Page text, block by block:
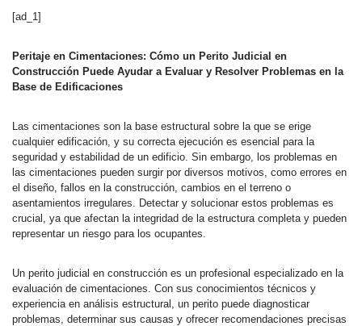
[ad_1]
Peritaje en Cimentaciones: Cómo un Perito Judicial en
Construcción Puede Ayudar a Evaluar y Resolver Problemas en la
Base de Edificaciones
Las cimentaciones son la base estructural sobre la que se erige
cualquier edificación, y su correcta ejecución es esencial para la
seguridad y estabilidad de un edificio. Sin embargo, los problemas en
las cimentaciones pueden surgir por diversos motivos, como errores en
el diseño, fallos en la construcción, cambios en el terreno o
asentamientos irregulares. Detectar y solucionar estos problemas es
crucial, ya que afectan la integridad de la estructura completa y pueden
representar un riesgo para los ocupantes.
Un perito judicial en construcción es un profesional especializado en la
evaluación de cimentaciones. Con sus conocimientos técnicos y
experiencia en análisis estructural, un perito puede diagnosticar
problemas, determinar sus causas y ofrecer recomendaciones precisas